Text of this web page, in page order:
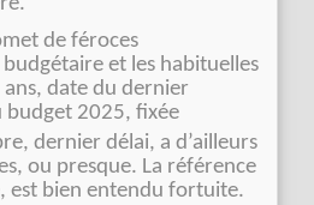
de féroces
et les habituelles
date du dernier
budget 2025, fixée
dernier délai, a d’ailleurs
ou presque. La référence
est bien entendu fortuite.